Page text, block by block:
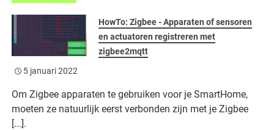
HowTo: Zigbee - Apparaten of sensoren
en actuatoren registreren met
zigbee2mqtt
5 januari 2022
Om Zigbee apparaten te gebruiken voor je SmartHome,
moeten ze natuurlijk eerst verbonden zijn met je Zigbee
[...].